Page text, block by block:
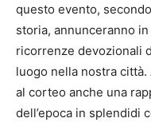
questo evento,
storia, annunceranno
ricorrenze devozionali
luogo nella nostra
al corteo anche una
dell’epoca in splendidi